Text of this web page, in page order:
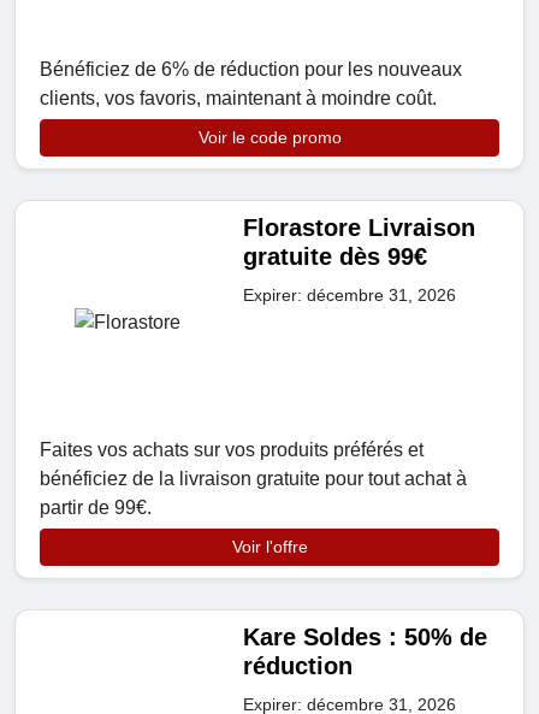
Bénéficiez de 6% de réduction pour les nouveaux
clients, vos favoris, maintenant à moindre coût.
Voir le code promo
Florastore Livraison
gratuite dès 99€
Expirer: décembre 31, 2026
Faites vos achats sur vos produits préférés et
bénéficiez de la livraison gratuite pour tout achat à
partir de 99€.
Voir l'offre
Kare Soldes : 50% de
réduction
Expirer: décembre 31, 2026